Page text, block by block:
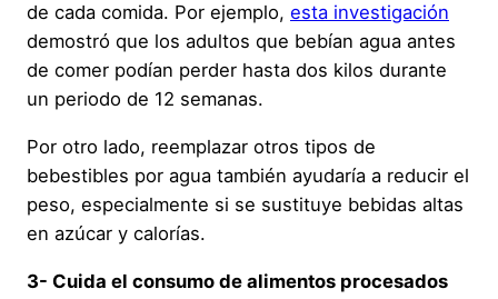
de cada comida. Por ejemplo, esta investigación
demostró que los adultos que bebían agua antes
de comer podían perder hasta dos kilos durante
un periodo de 12 semanas.
Por otro lado, reemplazar otros tipos de
bebestibles por agua también ayudaría a reducir el
peso, especialmente si se sustituye bebidas altas
en azúcar y calorías.
3- Cuida el consumo de alimentos procesados